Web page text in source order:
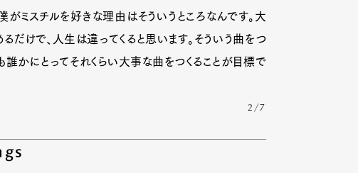
ミスチルを好きな理由はそういうところなんです。大
だけで、人生は違ってくると思います。そういう曲をつ
誰かにとってそれくらい大事な曲をつくることが目標で
2/7